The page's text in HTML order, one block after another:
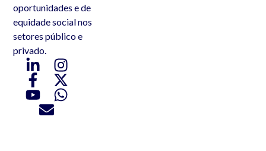
oportunidades e de
equidade social nos
setores público e
privado.